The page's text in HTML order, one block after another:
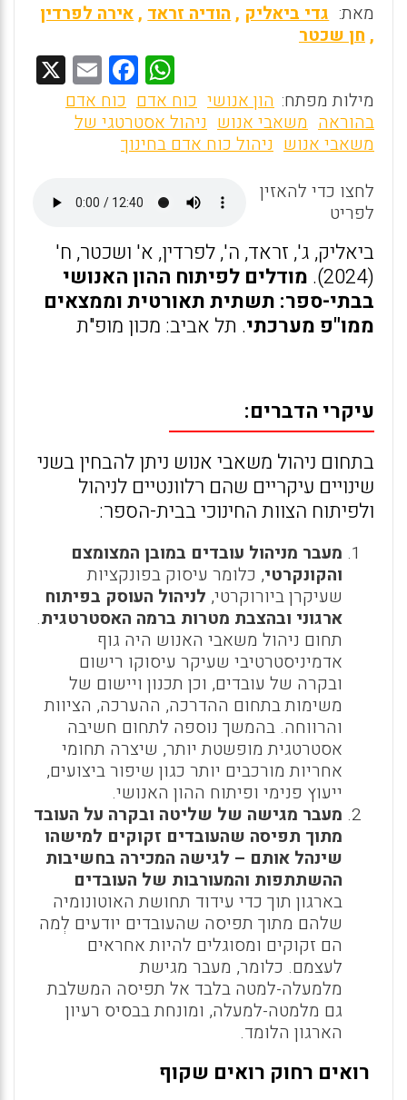
מאת: גדי ביאליק ,הודיה זראד,אירה לפרדין
,חן שכטר
W
h
at
s
A
p
p
F
a
ce
o
o
k
E
m מילות מפתח: הון אנושי כוח אדם כוח אדם
בהוראה משאבי אנוש ניהול אסטרטגי של
משאבי אנוש ניהול כוח אדם בחינוך
לחצו כדי להאזין
לפריט
ביאליק, ג', זראד, ה', לפרדין, א' ושכטר, ח'
(2024).
מודלים לפיתוח ההון האנושי
בבתי-ספר: תשתית תאורטית וממצאים
ממו"פ מערכתי. תל אביב: מכון מופ"ת
עיקרי הדברים:
בתחום ניהול משאבי אנוש ניתן להבחין בשני
שינויים עיקריים שהם רלוונטיים לניהול
ולפיתוח הצוות החינוכי בבית-הספר:
מעבר מניהול עובדים במובן המצומצם
והקונקרטי, כלומר עיסוק בפונקציות
שעיקרן ביורוקרטי, לניהול העוסק בפיתוח
ארגוני ובהצבת מטרות ברמה האסטרטגית.
תחום ניהול משאבי האנוש היה גוף
אדמיניסטרטיבי שעיקר עיסוקו רישום
ובקרה של עובדים, וכן תכנון ויישום של
משימות בתחום ההדרכה, ההערכה, הציוות
והרווחה. בהמשך נוספה לתחום חשיבה
אסטרטגית מופשטת יותר, שיצרה תחומי
אחריות מורכבים יותר כגון שיפור ביצועים,
ייעוץ פנימי ופיתוח ההון האנושי.
מעבר מגישה של שליטה ובקרה על העובד
מתוך תפיסה שהעובדים זקוקים למישהו
שינהל אותם – לגישה המכירה בחשיבות
ההשתתפות והמעורבות של העובדים
בארגון תוך כדי עידוד תחושת האוטונומיה
שלהם מתוך תפיסה שהעובדים יודעים לְמה
הם זקוקים ומסוגלים להיות אחראים
לעצמם. כלומר, מעבר מגישת
מלמעלה-למטה בלבד אל תפיסה המשלבת
גם מלמטה-למעלה, ומונחת בבסיס רעיון
הארגון הלומד.
רואים רחוק רואים שקוף